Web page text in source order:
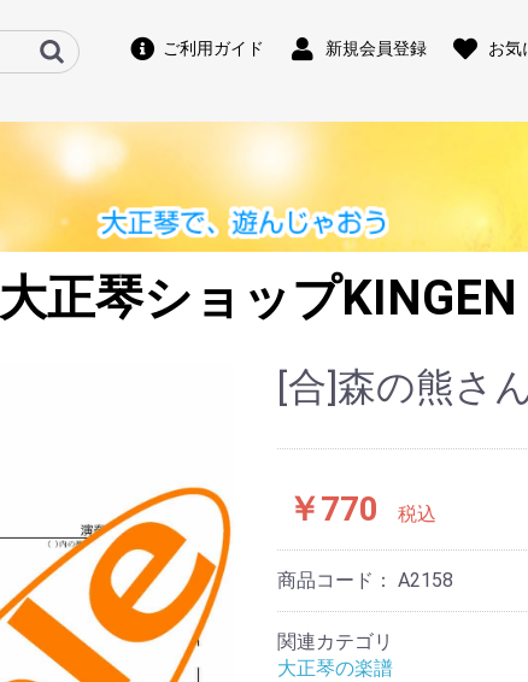
ご利用ガイド 新規会員登録 お気
大正琴ショップKINGEN
[合]森の熊さ
￥770 税込
商品コード： A2158
関連カテゴリ
大正琴の楽譜